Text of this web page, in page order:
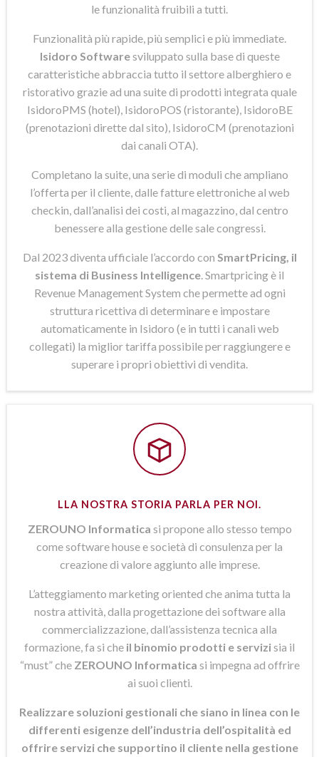
le funzionalità fruibili a tutti.
Funzionalità più rapide, più semplici e più immediate.
Isidoro Softwaresviluppato sulla base di queste
caratteristiche abbraccia tutto il settore alberghiero e
ristorativo grazie ad una suite di prodotti integrata quale
IsidoroPMS (hotel), IsidoroPOS (ristorante), IsidoroBE
(prenotazioni dirette dal sito), IsidoroCM (prenotazioni
dai canali OTA).
Completano la suite, una serie di moduli che ampliano
l’offerta per il cliente, dalle fatture elettroniche al web
checkin, dall’analisi dei costi, al magazzino, dal centro
benessere alla gestione delle sale congressi.
Dal 2023 diventa ufficiale l’accordo con SmartPricing, il
sistema di Business Intelligence . Smartpricing è il
Revenue Management System che permette ad ogni
struttura ricettiva di determinare e impostare
automaticamente in Isidoro (e in tutti i canali web
collegati) la miglior tariffa possibile per raggiungere e
superare i propri obiettivi di vendita.
LLA NOSTRA STORIA PARLA PER NOI.
ZEROUNO Informatica si propone allo stesso tempo
come software house e società di consulenza per la
creazione di valore aggiunto alle imprese.
L’atteggiamento marketing oriented che anima tutta la
nostra attività, dalla progettazione dei software alla
commercializzazione, dall’assistenza tecnica alla
formazione, fa si che il binomio prodotti e servizisia il
“must” che ZEROUNO Informatica si impegna ad offrire
ai suoi clienti.
Realizzare soluzioni gestionali che siano in linea con le
differenti esigenze dell’industria dell’ospitalità ed
offrire servizi che supportino il cliente nella gestione